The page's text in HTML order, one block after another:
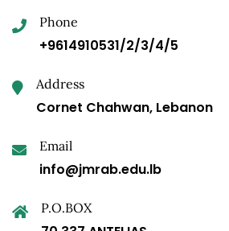
Phone
+9614910531/2/3/4/5
Address
Cornet Chahwan, Lebanon
Email
info@jmrab.edu.lb
P.O.BOX